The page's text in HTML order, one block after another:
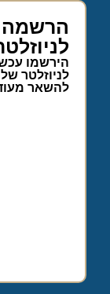
הרשמה
הירשמו
לניוזלטר
להשאר